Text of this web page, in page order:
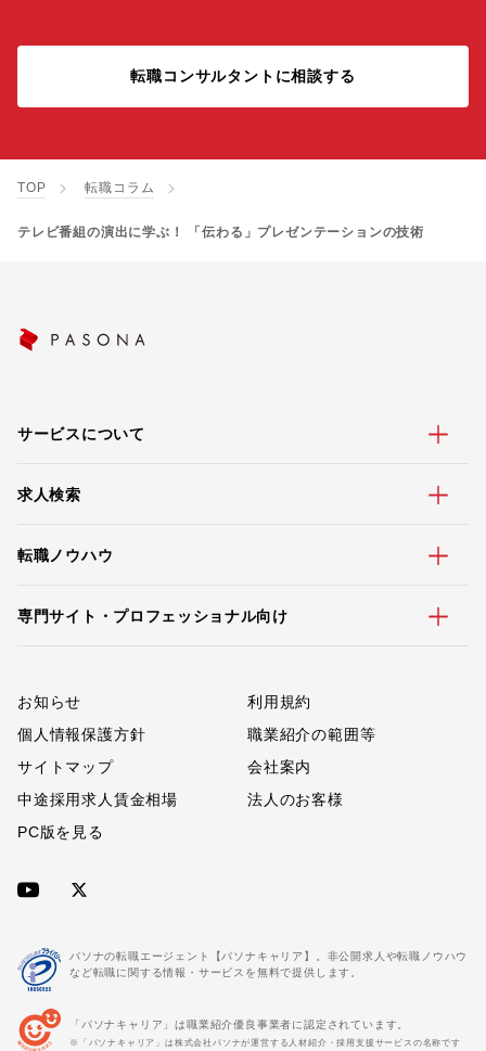
転職コンサルタントに相談する
TOP 転職コラム
テレビ番組の演出に学ぶ！ 「伝わる」プレゼンテーションの技術
サービスについて
求人検索
転職ノウハウ
専門サイト・プロフェッショナル向け
お知らせ
利用規約
個人情報保護方針
職業紹介の範囲等
サイトマップ
会社案内
中途採用求人賃金相場
法人のお客様
PC版を見る
パソナの転職エージェント【パソナキャリア】。非公開求人や転職ノウハウ
など転職に関する情報・サービスを無料で提供します。
「パソナキャリア」は職業紹介優良事業者に認定されています。
※「パソナキャリア」は株式会社パソナが運営する人材紹介・採用支援サービスの名称です